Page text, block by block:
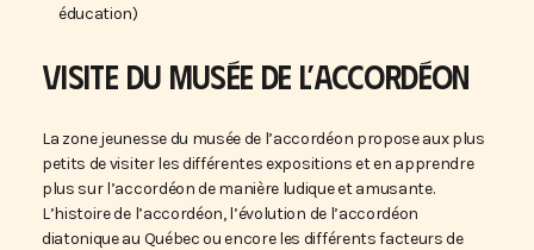
éducation)
VISITE DU MUSÉE DE L’ACCORDÉON
La zone jeunesse du musée de l’accordéon propose aux plus
petits de visiter les différentes expositions et en apprendre
plus sur l’accordéon de manière ludique et amusante.
L’histoire de l’accordéon, l’évolution de l’accordéon
diatonique au Québec ou encore les différents facteurs de